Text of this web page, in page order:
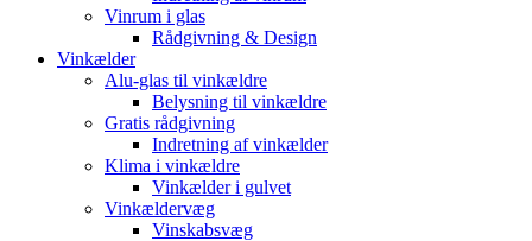
Vinrum i glas
Rådgivning & Design
Vinkælder
Alu-glas til vinkældre
Belysning til vinkældre
Gratis rådgivning
Indretning af vinkælder
Klima i vinkældre
Vinkælder i gulvet
Vinkældervæg
Vinskabsvæg